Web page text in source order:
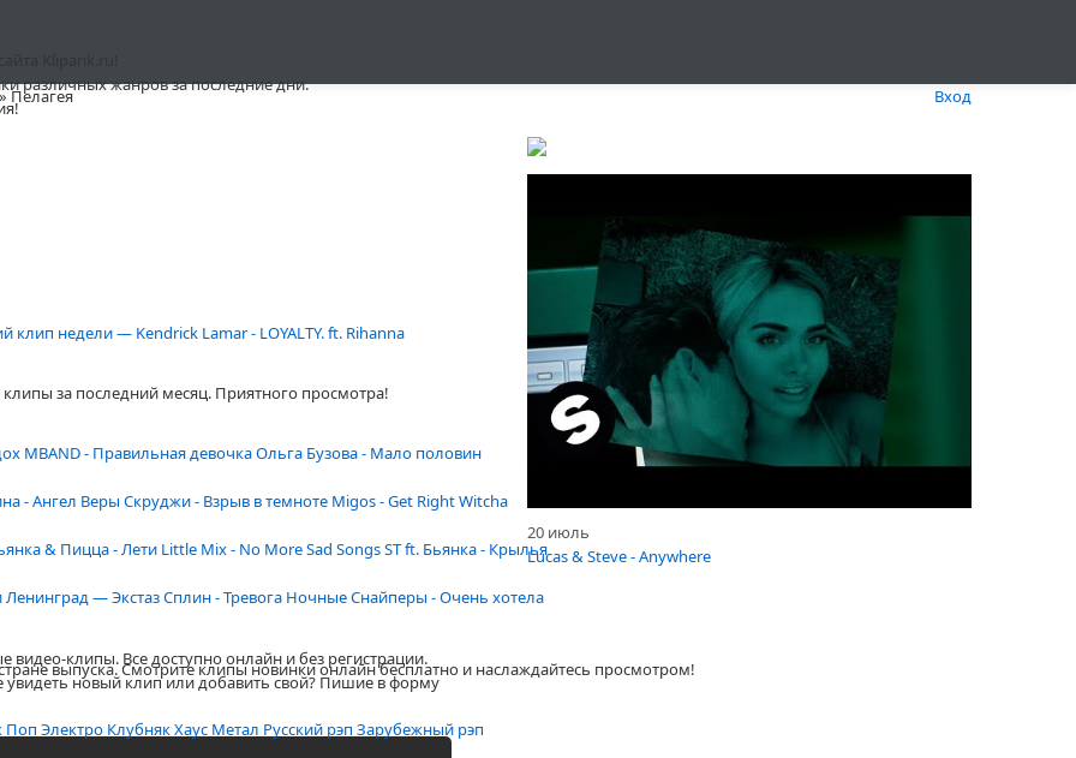
различных жанров за последние дни.
клип недели — Kendrick Lamar - LOYALTY. ft. Rihanna
за последний месяц. Приятного просмотра!
MBAND - Правильная девочкаОльга Бузова - Мало половин
- Ангел Веры Скруджи - Взрыв в темноте Migos - Get Right Witcha
& Пицца - Лети Little Mix - No More Sad SongsST ft. Бьянка - Крылья
Ленинград — ЭкстазСплин - Тревога Ночные Снайперы - Очень хотела
выпуска. Смотрите клипы новинки онлайн бесплатно и наслаждайтесь просмотром!
Поп Электро КлубнякХаус Метал Русский рэп Зарубежный рэп
Вход
» Пелагея
клипы. Все доступно онлайн и без регистрации.
увидеть новый клип или добавить свой? Пишие в форму
20 июль
Lucas & Steve - Anywhere